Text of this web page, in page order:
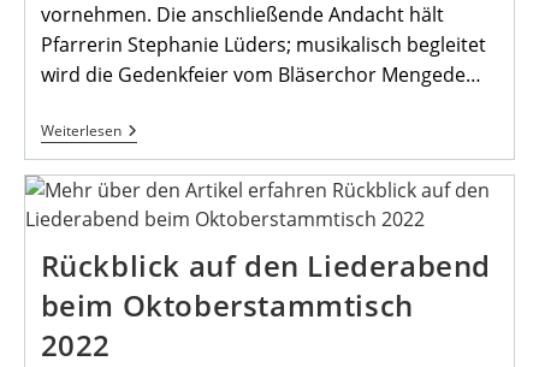
vornehmen. Die anschließende Andacht hält
Pfarrerin Stephanie Lüders; musikalisch begleitet
wird die Gedenkfeier vom Bläserchor Mengede…
WeiterlesenGedenkfeier
Zum
Volkstrauertag
Rückblick auf den Liederabend
beim Oktoberstammtisch
2022